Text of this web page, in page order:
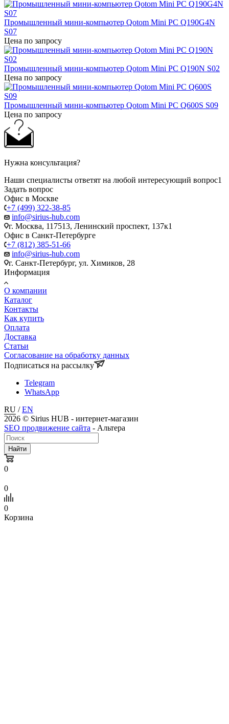
Промышленный мини-компьютер Qotom Mini PC Q190G4N
S07
Цена по запросу
Промышленный мини-компьютер Qotom Mini PC Q190N S02
Цена по запросу
Промышленный мини-компьютер Qotom Mini PC Q600S S09
Цена по запросу
Нужна консультация?
Наши специалисты ответят на любой интересующий вопрос1
Задать вопрос
Офис в Москве
+7 (499) 322-38-85
info@sirius-hub.com
г. Москва, 117513, Ленинский проспект, 137к1
Офис в Санкт-Петербурге
+7 (812) 385-51-66
info@sirius-hub.com
г. Санкт-Петербург, ул. Химиков, 28
Информация
О компании
Каталог
Контакты
Как купить
Оплата
Доставка
Статьи
Согласование на обработку данных
Подписаться на рассылку
Telegram
WhatsApp
RU /EN
2026 © Sirius HUB - интернет-магазин
SEO продвижение сайта - Альтера
Найти
0
0
0
Корзина